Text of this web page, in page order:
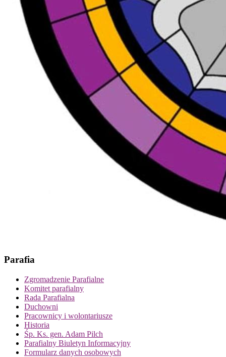
Parafia
Zgromadzenie Parafialne
Komitet parafialny
Rada Parafialna
Duchowni
Pracownicy i wolontariusze
Historia
Śp. Ks. gen. Adam Pilch
Parafialny Biuletyn Informacyjny
Formularz danych osobowych